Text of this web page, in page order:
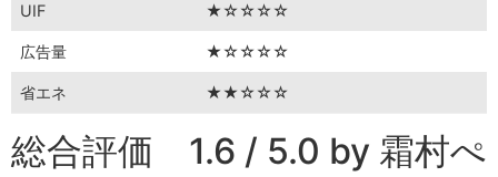
UIF ★☆☆☆☆
広告量 ★☆☆☆☆
省エネ ★★☆☆☆
総合評価 1.6 / 5.0 by 霜村ぺ